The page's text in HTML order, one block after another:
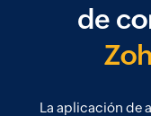
de
La aplicación de